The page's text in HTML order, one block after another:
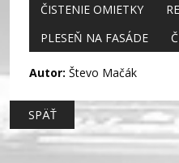
ČISTENIE OMIETKY
PLESEŇ NA FASÁDE
Autor: Števo Mačák
SPÄŤ